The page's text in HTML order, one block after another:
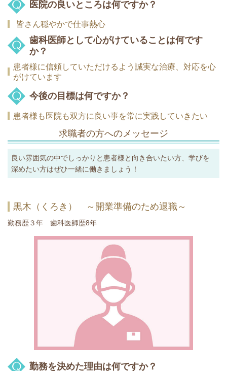
医院の良いところは何ですか？
皆さん穏やかで仕事熱心
歯科医師として心がけていることは何です
か？
患者様に信頼していただけるよう誠実な治療、対応を心
がけています
今後の目標は何ですか？
患者様も医院も双方に良い事を常に実践していきたい
求職者の方へのメッセージ
良い雰囲気の中でしっかりと患者様と向き合いたい方、学びを
深めたい方はぜひ一緒に働きましょう！
黒木（くろき） ～開業準備のため退職～
勤務歴３年 歯科医師歴8年
勤務を決めた理由は何ですか？